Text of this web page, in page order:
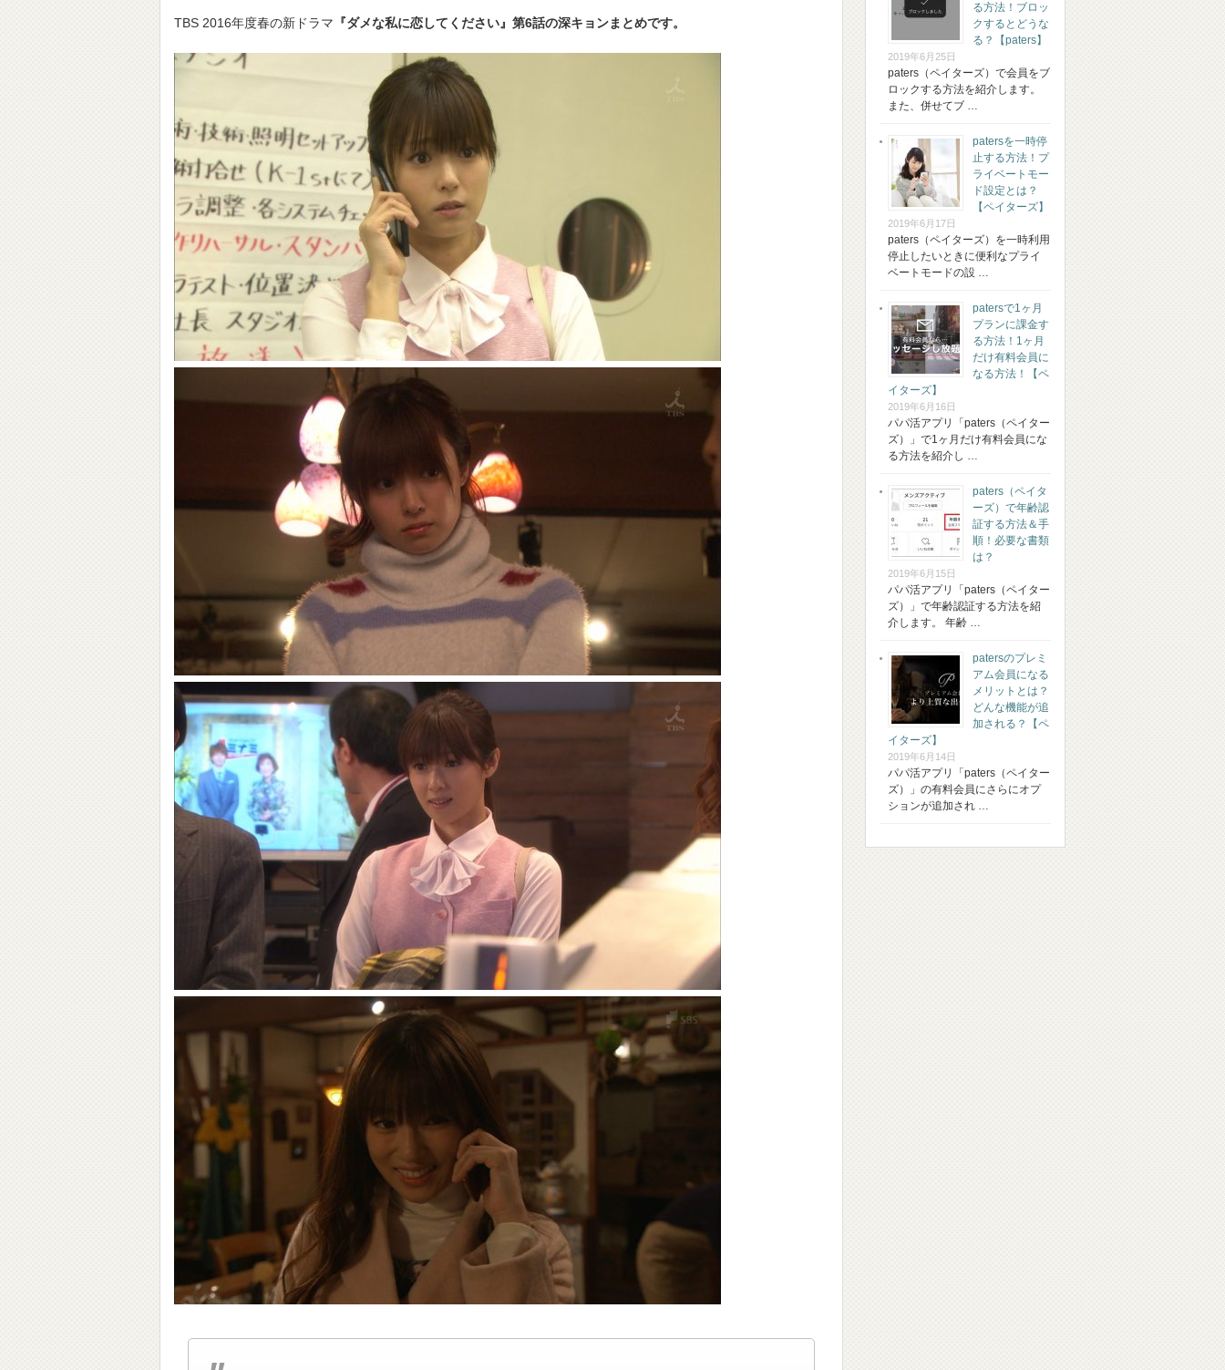
TBS 2016年度春の新ドラマ 『ダメな私に恋してください』第6話の深キョンまとめです。
る方法！ブロッ
クするとどうな
る？【paters】
2019年6月25日
paters（ペイターズ）で会員をブ
ロックする方法を紹介します。
また、併せてブ …
patersを一時停
止する方法！プ
ライベートモー
ド設定とは？
【ペイターズ】
2019年6月17日
paters（ペイターズ）を一時利用
停止したいときに便利なプライ
ベートモードの設 …
patersで1ヶ月
プランに課金す
る方法！1ヶ月
だけ有料会員に
なる方法！【ペ
イターズ】
2019年6月16日
パパ活アプリ「paters（ペイター
ズ）」で1ヶ月だけ有料会員にな
る方法を紹介し …
paters（ペイタ
ーズ）で年齢認
証する方法＆手
順！必要な書類
は？
2019年6月15日
パパ活アプリ「paters（ペイター
ズ）」で年齢認証する方法を紹
介します。 年齢 …
patersのプレミ
アム会員になる
メリットとは？
どんな機能が追
加される？【ペ
イターズ】
2019年6月14日
パパ活アプリ「paters（ペイター
ズ）」の有料会員にさらにオプ
ションが追加され …